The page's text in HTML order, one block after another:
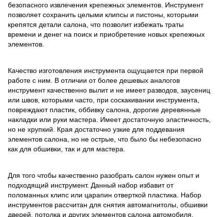
безопасного извлечения крепежных элементов. Инструмент
позволяет сохранить целыми клипсы и пистоны, которыми
крепятся детали салона, что позволит избежать траты
времени и денег на поиск и приобретение новых крепежных
элементов.
Качество изготовления инструмента ощущается при первой
работе с ним. В отличии от более дешевых аналогов
инструмент качественно вылит и не имеет разводов, заусениц
или швов, которыми часто, при соскакивании инструмента,
повреждают пластик, оббивку салона, дорогие деревянные
накладки или руки мастера. Имеет достаточную эластичность,
но не хрупкий. Края достаточно узкие для поддевания
элементов салона, но не острые, что было бы небезопасно
как для обшивки, так и для мастера.
Для того чтобы качественно разобрать салон нужен опыт и
подходящий инструмент. Данный набор избавит от
поломанных клипс или царапин отверткой пластика. Набор
инструментов рассчитан для снятия автомагнитолы, обшивки
дверей, потолка и других элементов салона автомобиля.